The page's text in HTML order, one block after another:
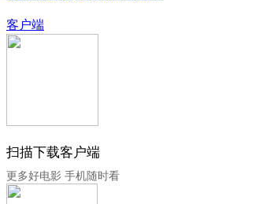
客户端
扫描下载客户端
更多好电影 手机随时看